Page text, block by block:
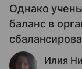
Однако
баланс в
Илия